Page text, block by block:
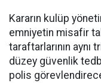
Kararın kulüp
emniyetin misafir
taraftarlarının aynı
düzey güvenlik
polis